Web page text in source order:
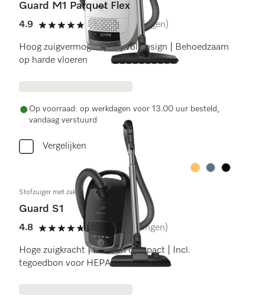
Guard M1 Parquet Flex
4.9
4.9 sterren op 5
(36 beoordelingen)
Hoog zuigvermogen | Stijlvol design | Behoedzaam
op harde vloeren
Op voorraad: op werkdagen voor 13.00 uur besteld,
vandaag verstuurd
Vergelijken
Kleur:Kleur:Kleur:
Stofzuiger met zak
Guard S1
4.8
4.8 sterren op 5
(56 beoordelingen)
Hoge zuigkracht | Licht en compact | Incl.
tegoedbon voor HEPA AirClean-filter